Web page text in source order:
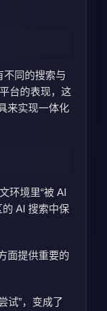
不同的搜索与
台的表现，这
来实现一体化
环境里“被 AI
AI 搜索中保
面提供重要的
试”，变成了